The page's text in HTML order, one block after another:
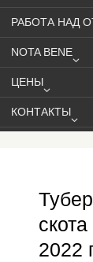
РАБОТА НАД
NOTA BENE
ЦЕНЫ
КОНТАКТЫ
2022